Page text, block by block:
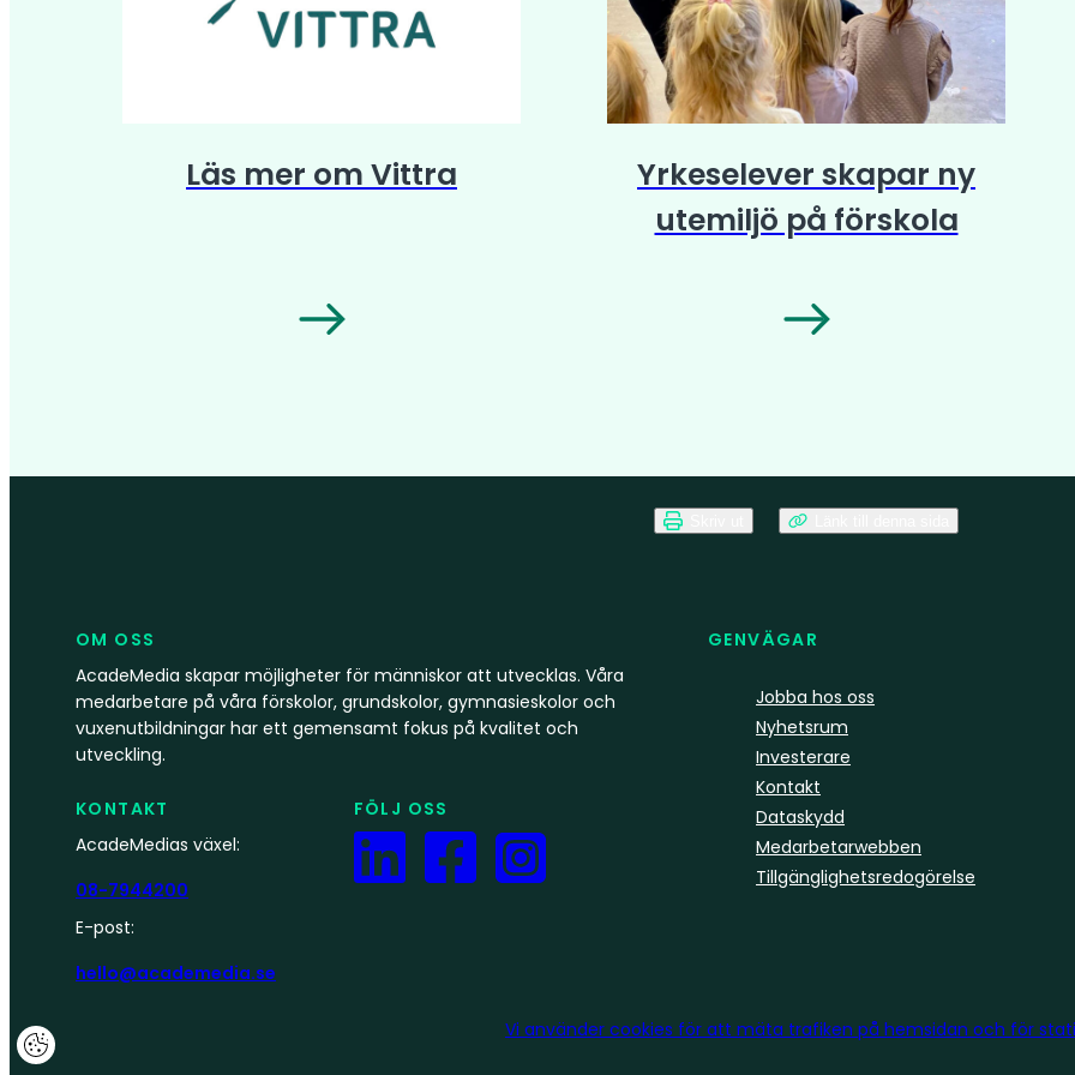
Läs mer om Vittra
Yrkeselever skapar ny
utemiljö på förskola
OM OSS
AcadeMedia skapar möjligheter för människor att utvecklas. Våra
medarbetare på våra förskolor, grundskolor, gymnasieskolor och
vuxenutbildningar har ett gemensamt fokus på kvalitet och
utveckling.
KONTAKT
AcadeMedias växel:
08-7944200
E-post:
hello@academedia.se
FÖLJ OSS
GENVÄGAR
Jobba hos oss
Nyhetsrum
Investerare
Kontakt
Dataskydd
Medarbetarwebben
Tillgänglighetsredogörelse
Vi använder cookies för att mäta trafiken på hemsidan och för